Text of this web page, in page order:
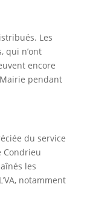
Les
qui n’ont
encore
pendant
du service
Condrieu
les
notamment